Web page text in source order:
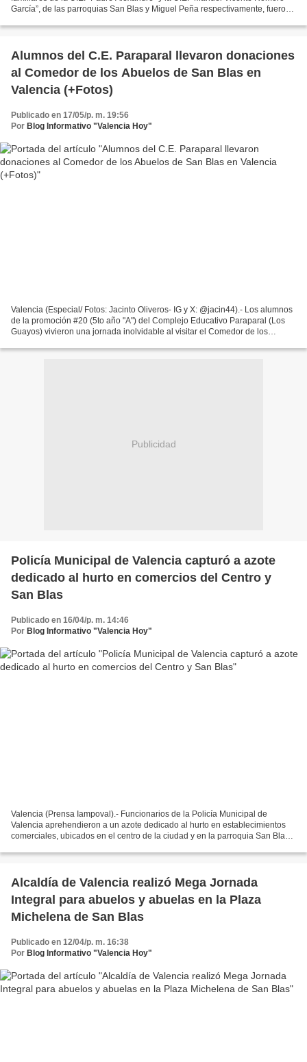
García”, de las parroquias San Blas y Miguel Peña respectivamente, fueron
Alumnos del C.E. Paraparal llevaron donaciones
al Comedor de los Abuelos de San Blas en
Valencia (+Fotos)
Publicado en 17/05/p. m. 19:56
Por Blog Informativo "Valencia Hoy"
Valencia (Especial/ Fotos: Jacinto Oliveros- IG y X: @jacin44).- Los alumnos
de la promoción #20 (5to año "A") del Complejo Educativo Paraparal (Los
Guayos) vivieron una jornada inolvidable al visitar el Comedor de los
Publicidad
Policía Municipal de Valencia capturó a azote
dedicado al hurto en comercios del Centro y
San Blas
Publicado en 16/04/p. m. 14:46
Por Blog Informativo "Valencia Hoy"
Valencia (Prensa Iampoval).- Funcionarios de la Policía Municipal de
Valencia aprehendieron a un azote dedicado al hurto en establecimientos
comerciales, ubicados en el centro de la ciudad y en la parroquia San Blas
Alcaldía de Valencia realizó Mega Jornada
Integral para abuelos y abuelas en la Plaza
Michelena de San Blas
Publicado en 12/04/p. m. 16:38
Por Blog Informativo "Valencia Hoy"